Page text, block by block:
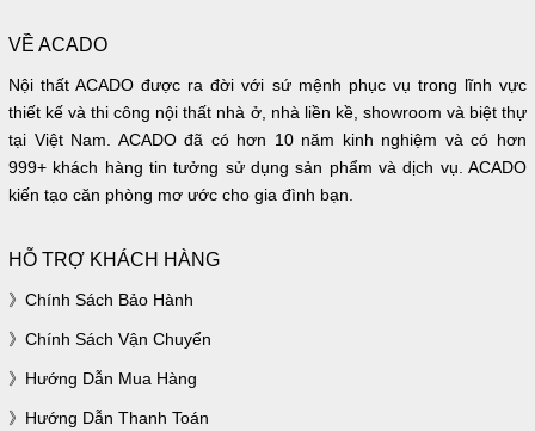
VỀ ACADO
Nội thất ACADO được ra đời với sứ mệnh phục vụ trong lĩnh vực
thiết kế và thi công nội thất nhà ở, nhà liền kề, showroom và biệt thự
tại Việt Nam. ACADO đã có hơn 10 năm kinh nghiệm và có hơn
999+ khách hàng tin tưởng sử dụng sản phẩm và dịch vụ. ACADO
kiến tạo căn phòng mơ ước cho gia đình bạn.
HỖ TRỢ KHÁCH HÀNG
Chính Sách Bảo Hành
Chính Sách Vận Chuyển
Hướng Dẫn Mua Hàng
Hướng Dẫn Thanh Toán